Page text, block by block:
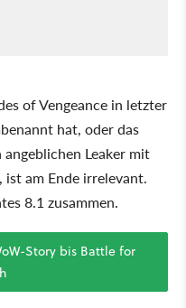
of Vengeance in letzter
hat, oder das
Leaker mit
am Ende irrelevant.
8.1 zusammen.
Story bis Battle for